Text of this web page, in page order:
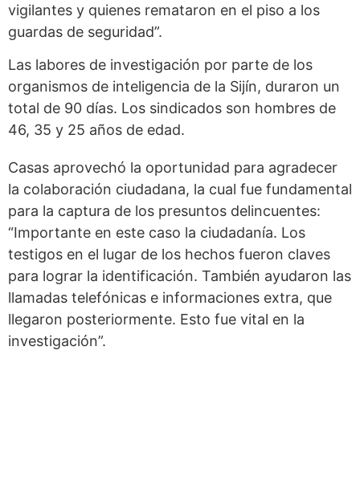
vigilantes y quienes remataron en el piso a los
guardas de seguridad”.
Las labores de investigación por parte de los
organismos de inteligencia de la Sijín, duraron un
total de 90 días. Los sindicados son hombres de
46, 35 y 25 años de edad.
Casas aprovechó la oportunidad para agradecer
la colaboración ciudadana, la cual fue fundamental
para la captura de los presuntos delincuentes:
“Importante en este caso la ciudadanía. Los
testigos en el lugar de los hechos fueron claves
para lograr la identificación. También ayudaron las
llamadas telefónicas e informaciones extra, que
llegaron posteriormente. Esto fue vital en la
investigación”.